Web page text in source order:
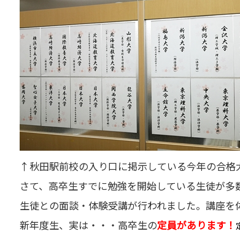
↑秋田駅前校の入り口に掲示している今年の合格
さて、高卒生すでに勉強を開始している生徒が
生徒との面談・体験受講が行われました。講座
新年度生、実は・・・高卒生の定員があります！